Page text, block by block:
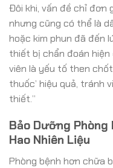
Đôi khi, vấn đề chỉ đơn
nhưng cũng có thể là
hoặc kim phun đã đến
thiết bị chẩn đoán
viên là yếu tố then chốt
thuốc’ hiệu quả, tránh
thiết.”
Bảo Dưỡng
Hao Nhiên Liệu
Phòng bệnh hơn chữa